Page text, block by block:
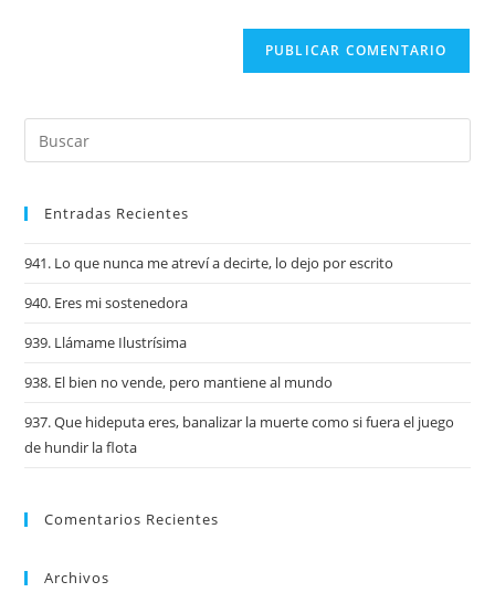
Entradas Recientes
941. Lo que nunca me atreví a decirte, lo dejo por escrito
940. Eres mi sostenedora
939. Llámame Ilustrísima
938. El bien no vende, pero mantiene al mundo
937. Que hideputa eres, banalizar la muerte como si fuera el juego
de hundir la flota
Comentarios Recientes
Archivos